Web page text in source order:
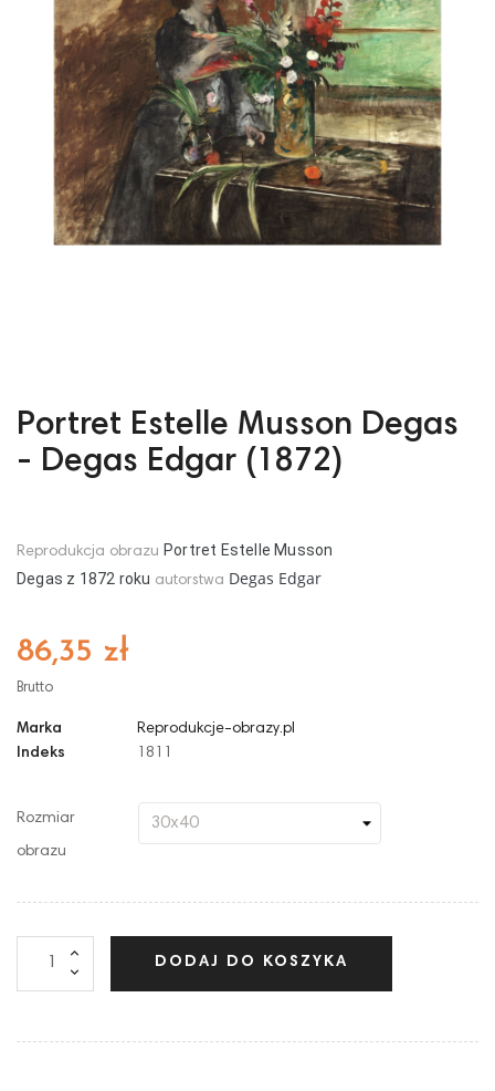
Portret Estelle Musson Degas
- Degas Edgar (1872)
Reprodukcja obrazu Portret Estelle Musson
Degas z 1872 roku autorstwa Degas Edgar
86,35 zł
Brutto
Marka
Reprodukcje-obrazy.pl
Indeks
1811
Rozmiar
obrazu
DODAJ DO KOSZYKA